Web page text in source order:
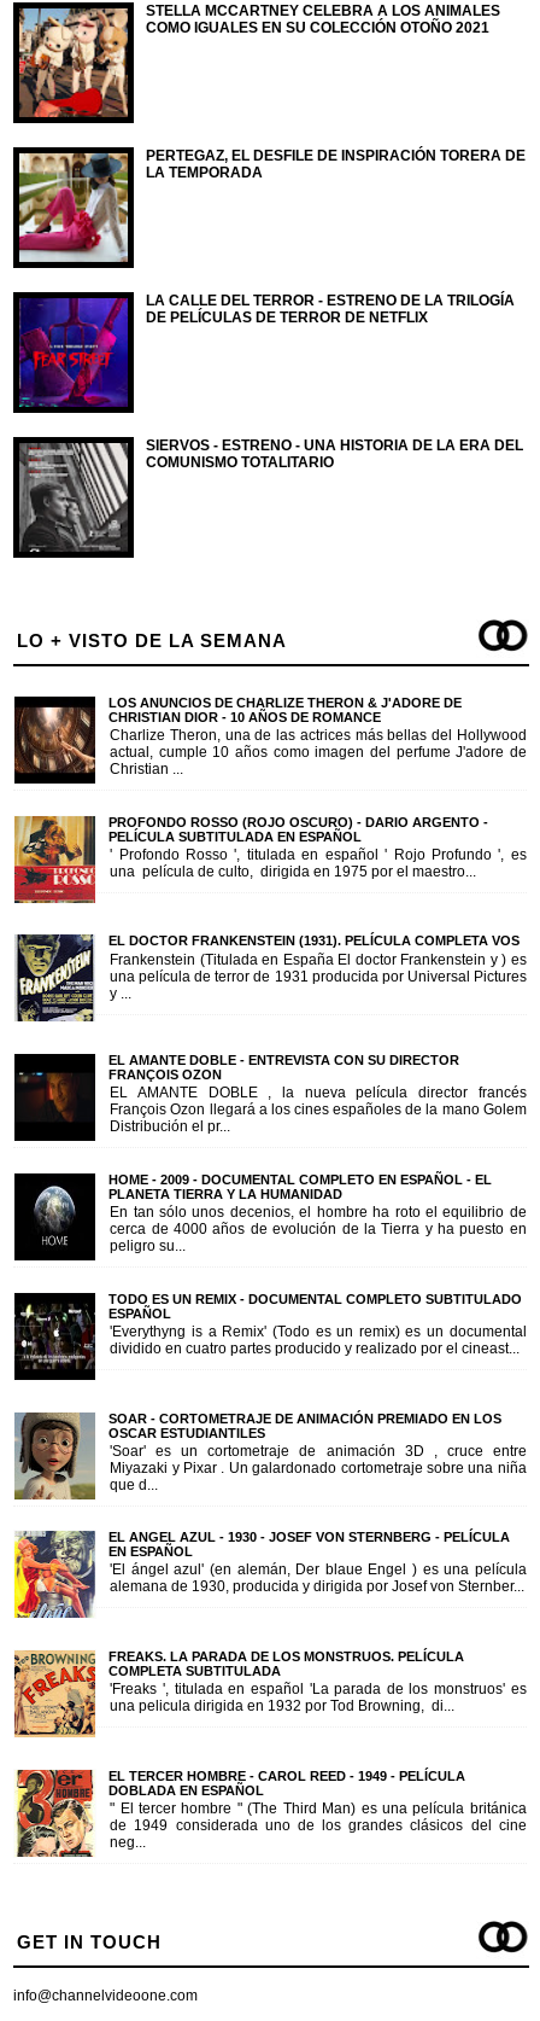
STELLA MCCARTNEY CELEBRA A LOS ANIMALES
COMO IGUALES EN SU COLECCIÓN OTOÑO 2021
PERTEGAZ, EL DESFILE DE INSPIRACIÓN TORERA DE
LA TEMPORADA
LA CALLE DEL TERROR - ESTRENO DE LA TRILOGÍA
DE PELÍCULAS DE TERROR DE NETFLIX
SIERVOS - ESTRENO - UNA HISTORIA DE LA ERA DEL
COMUNISMO TOTALITARIO
LO + VISTO DE LA SEMANA
LOS ANUNCIOS DE CHARLIZE THERON & J'ADORE DE
CHRISTIAN DIOR - 10 AÑOS DE ROMANCE
Charlize Theron, una de las actrices más bellas del Hollywood
actual, cumple 10 años como imagen del perfume J'adore de
Christian ...
PROFONDO ROSSO (ROJO OSCURO) - DARIO ARGENTO -
PELÍCULA SUBTITULADA EN ESPAÑOL
' Profondo Rosso ', titulada en español ' Rojo Profundo ', es
una película de culto, dirigida en 1975 por el maestro...
EL DOCTOR FRANKENSTEIN (1931). PELÍCULA COMPLETA VOS
Frankenstein (Titulada en España El doctor Frankenstein y ) es
una película de terror de 1931 producida por Universal Pictures
y ...
EL AMANTE DOBLE - ENTREVISTA CON SU DIRECTOR
FRANÇOIS OZON
EL AMANTE DOBLE , la nueva película director francés
François Ozon llegará a los cines españoles de la mano Golem
Distribución el pr...
HOME - 2009 - DOCUMENTAL COMPLETO EN ESPAÑOL - EL
PLANETA TIERRA Y LA HUMANIDAD
En tan sólo unos decenios, el hombre ha roto el equilibrio de
cerca de 4000 años de evolución de la Tierra y ha puesto en
peligro su...
TODO ES UN REMIX - DOCUMENTAL COMPLETO SUBTITULADO
ESPAÑOL
'Everythyng is a Remix' (Todo es un remix) es un documental
dividido en cuatro partes producido y realizado por el cineast...
SOAR - CORTOMETRAJE DE ANIMACIÓN PREMIADO EN LOS
OSCAR ESTUDIANTILES
'Soar' es un cortometraje de animación 3D , cruce entre
Miyazaki y Pixar . Un galardonado cortometraje sobre una niña
que d...
EL ANGEL AZUL - 1930 - JOSEF VON STERNBERG - PELÍCULA
EN ESPAÑOL
'El ángel azul' (en alemán, Der blaue Engel ) es una película
alemana de 1930, producida y dirigida por Josef von Sternber...
FREAKS. LA PARADA DE LOS MONSTRUOS. PELÍCULA
COMPLETA SUBTITULADA
'Freaks ', titulada en español 'La parada de los monstruos' es
una pelicula dirigida en 1932 por Tod Browning, di...
EL TERCER HOMBRE - CAROL REED - 1949 - PELÍCULA
DOBLADA EN ESPAÑOL
" El tercer hombre " (The Third Man) es una película británica
de 1949 considerada uno de los grandes clásicos del cine
neg...
GET IN TOUCH
info@channelvideoone.com